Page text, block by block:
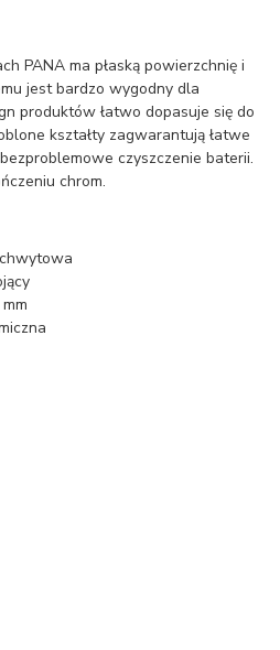
PANA ma płaską powierzchnię i
jest bardzo wygodny dla
produktów łatwo dopasuje się do
kształty zagwarantują łatwe
czyszczenie baterii.
chrom.